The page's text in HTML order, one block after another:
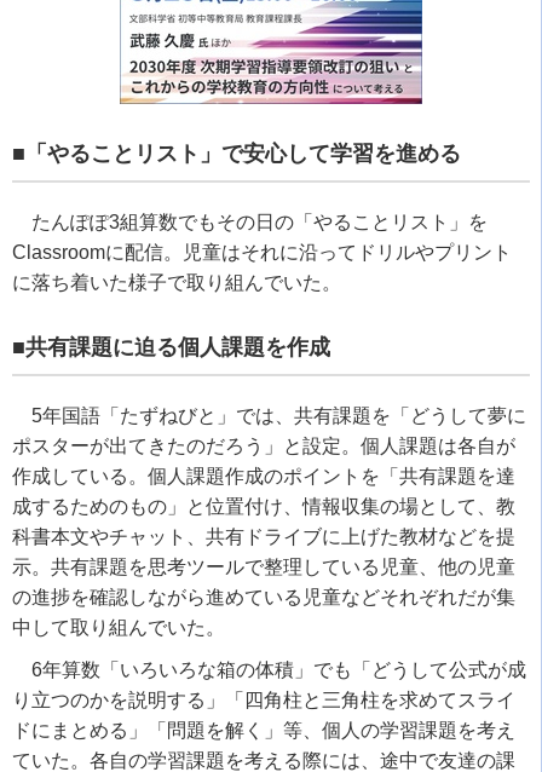
■「やることリスト」で安心して学習を進める
たんぽぽ3組算数でもその日の「やることリスト」を
Classroomに配信。児童はそれに沿ってドリルやプリント
に落ち着いた様子で取り組んでいた。
■共有課題に迫る個人課題を作成
5年国語「たずねびと」では、共有課題を「どうして夢に
ポスターが出てきたのだろう」と設定。個人課題は各自が
作成している。個人課題作成のポイントを「共有課題を達
成するためのもの」と位置付け、情報収集の場として、教
科書本文やチャット、共有ドライブに上げた教材などを提
示。共有課題を思考ツールで整理している児童、他の児童
の進捗を確認しながら進めている児童などそれぞれだが集
中して取り組んでいた。
6年算数「いろいろな箱の体積」でも「どうして公式が成
り立つのかを説明する」「四角柱と三角柱を求めてスライ
ドにまとめる」「問題を解く」等、個人の学習課題を考え
ていた。各自の学習課題を考える際には、途中で友達の課